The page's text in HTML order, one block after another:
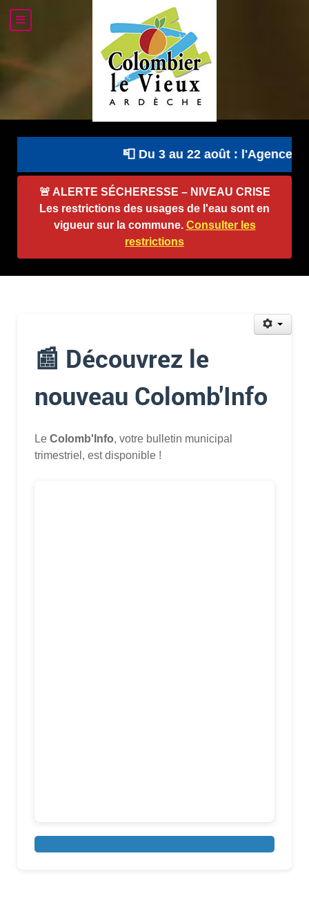
📮 Du 3 au 22 août : l'Agence
🚨 ALERTE SÉCHERESSE – NIVEAU CRISE
Les restrictions des usages de l'eau sont en
vigueur sur la commune. Consulter les
restrictions
📰 Découvrez le
nouveau Colomb'Info
Le Colomb'Info, votre bulletin municipal
trimestriel, est disponible !